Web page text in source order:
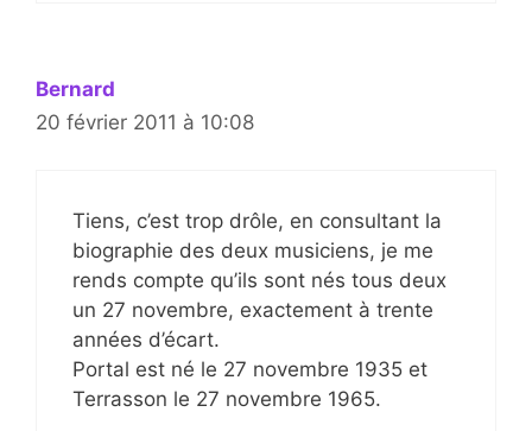
Bernard
20 février 2011 à 10:08
Tiens, c’est trop drôle, en consultant la
biographie des deux musiciens, je me
rends compte qu’ils sont nés tous deux
un 27 novembre, exactement à trente
années d’écart.
Portal est né le 27 novembre 1935 et
Terrasson le 27 novembre 1965.